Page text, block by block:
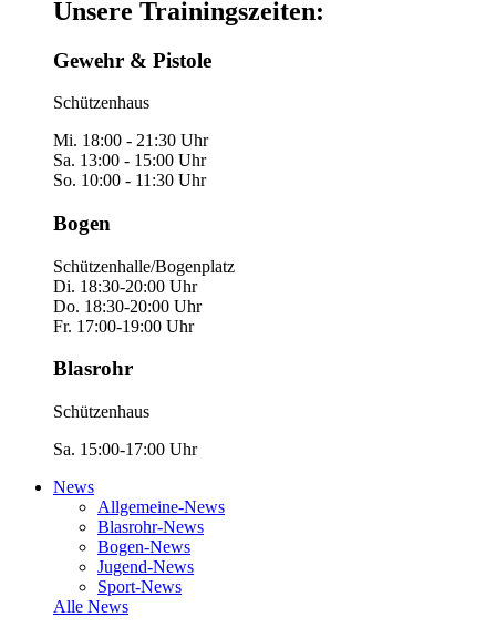
Unsere Trainingszeiten:
Gewehr & Pistole
Schützenhaus
Mi. 18:00 - 21:30 Uhr
Sa. 13:00 - 15:00 Uhr
So. 10:00 - 11:30 Uhr
Bogen
Schützenhalle/Bogenplatz
Di. 18:30-20:00 Uhr
Do. 18:30-20:00 Uhr
Fr. 17:00-19:00 Uhr
Blasrohr
Schützenhaus
Sa. 15:00-17:00 Uhr
News
Allgemeine-News
Blasrohr-News
Bogen-News
Jugend-News
Sport-News
Alle News